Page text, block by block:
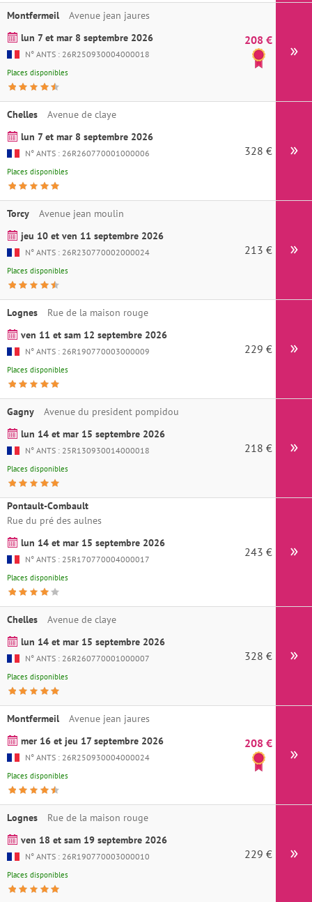
Montfermeil
Avenue jean jaures
lun 7 et mar 8 septembre 2026
N° ANTS : 26R250930004000018
Places disponibles
208 €
Chelles
Avenue de claye
lun 7 et mar 8 septembre 2026
N° ANTS : 26R260770001000006
Places disponibles
328 €
Torcy
Avenue jean moulin
jeu 10 et ven 11 septembre 2026
N° ANTS : 26R230770002000024
Places disponibles
213 €
Lognes
Rue de la maison rouge
ven 11 et sam 12 septembre 2026
N° ANTS : 26R190770003000009
Places disponibles
229 €
Gagny
Avenue du president pompidou
lun 14 et mar 15 septembre 2026
N° ANTS : 25R130930014000018
Places disponibles
218 €
Pontault-Combault
Rue du pré des aulnes
lun 14 et mar 15 septembre 2026
N° ANTS : 25R170770004000017
Places disponibles
243 €
Chelles
Avenue de claye
lun 14 et mar 15 septembre 2026
N° ANTS : 26R260770001000007
Places disponibles
328 €
Montfermeil
Avenue jean jaures
mer 16 et jeu 17 septembre 2026
N° ANTS : 26R250930004000024
Places disponibles
208 €
Lognes
Rue de la maison rouge
ven 18 et sam 19 septembre 2026
N° ANTS : 26R190770003000010
Places disponibles
229 €